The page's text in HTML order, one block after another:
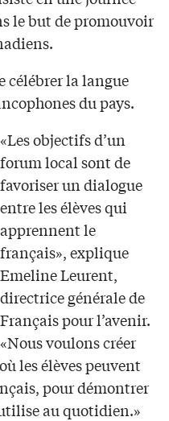
le but de promouvoir
célébrer la langue
du pays.
«Les objectifs d’un
forum local sont de
favoriser un dialogue
entre les élèves qui
apprennent le
français», explique
Emeline Leurent,
directrice générale de
Français pour l’avenir.
«Nous voulons créer
les élèves peuvent
pour démontrer
au quotidien.»